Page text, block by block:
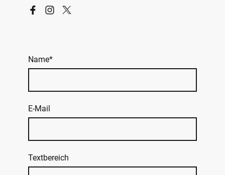
Name*
E-Mail
Textbereich